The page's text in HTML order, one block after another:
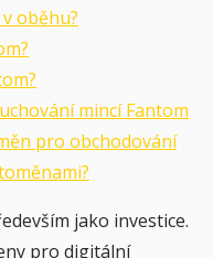
oběhu?
mincí Fantom
pro obchodování
jako investice.
pro digitální